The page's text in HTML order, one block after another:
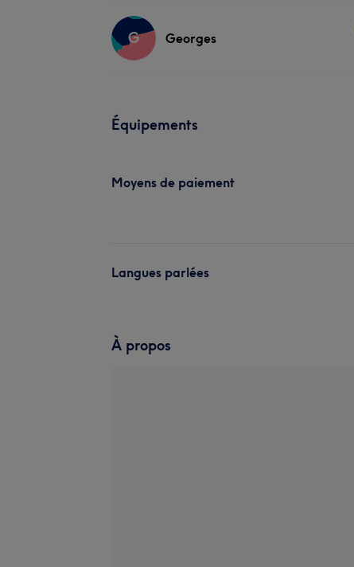
G Georges
Équipements
Moyens de paiement
Langues parlées
À propos